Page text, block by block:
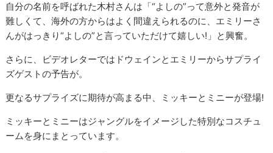
自分の名前を呼ばれた木村さんは「“よしの”って意外と発音が
難しくて、海外の方からはよく間違えられるのに、エミリーさ
んがはっきり“よしの”と言っていただけて嬉しい!」と興奮。
さらに、ビデオレターではドウェインとエミリーからサプライ
ズゲストの予告が。
更なるサプライズに期待が高まる中、ミッキーとミニーが登場!
ミッキーとミニーはジャングルをイメージした特別なコスチュ
ームを身にまとっています。